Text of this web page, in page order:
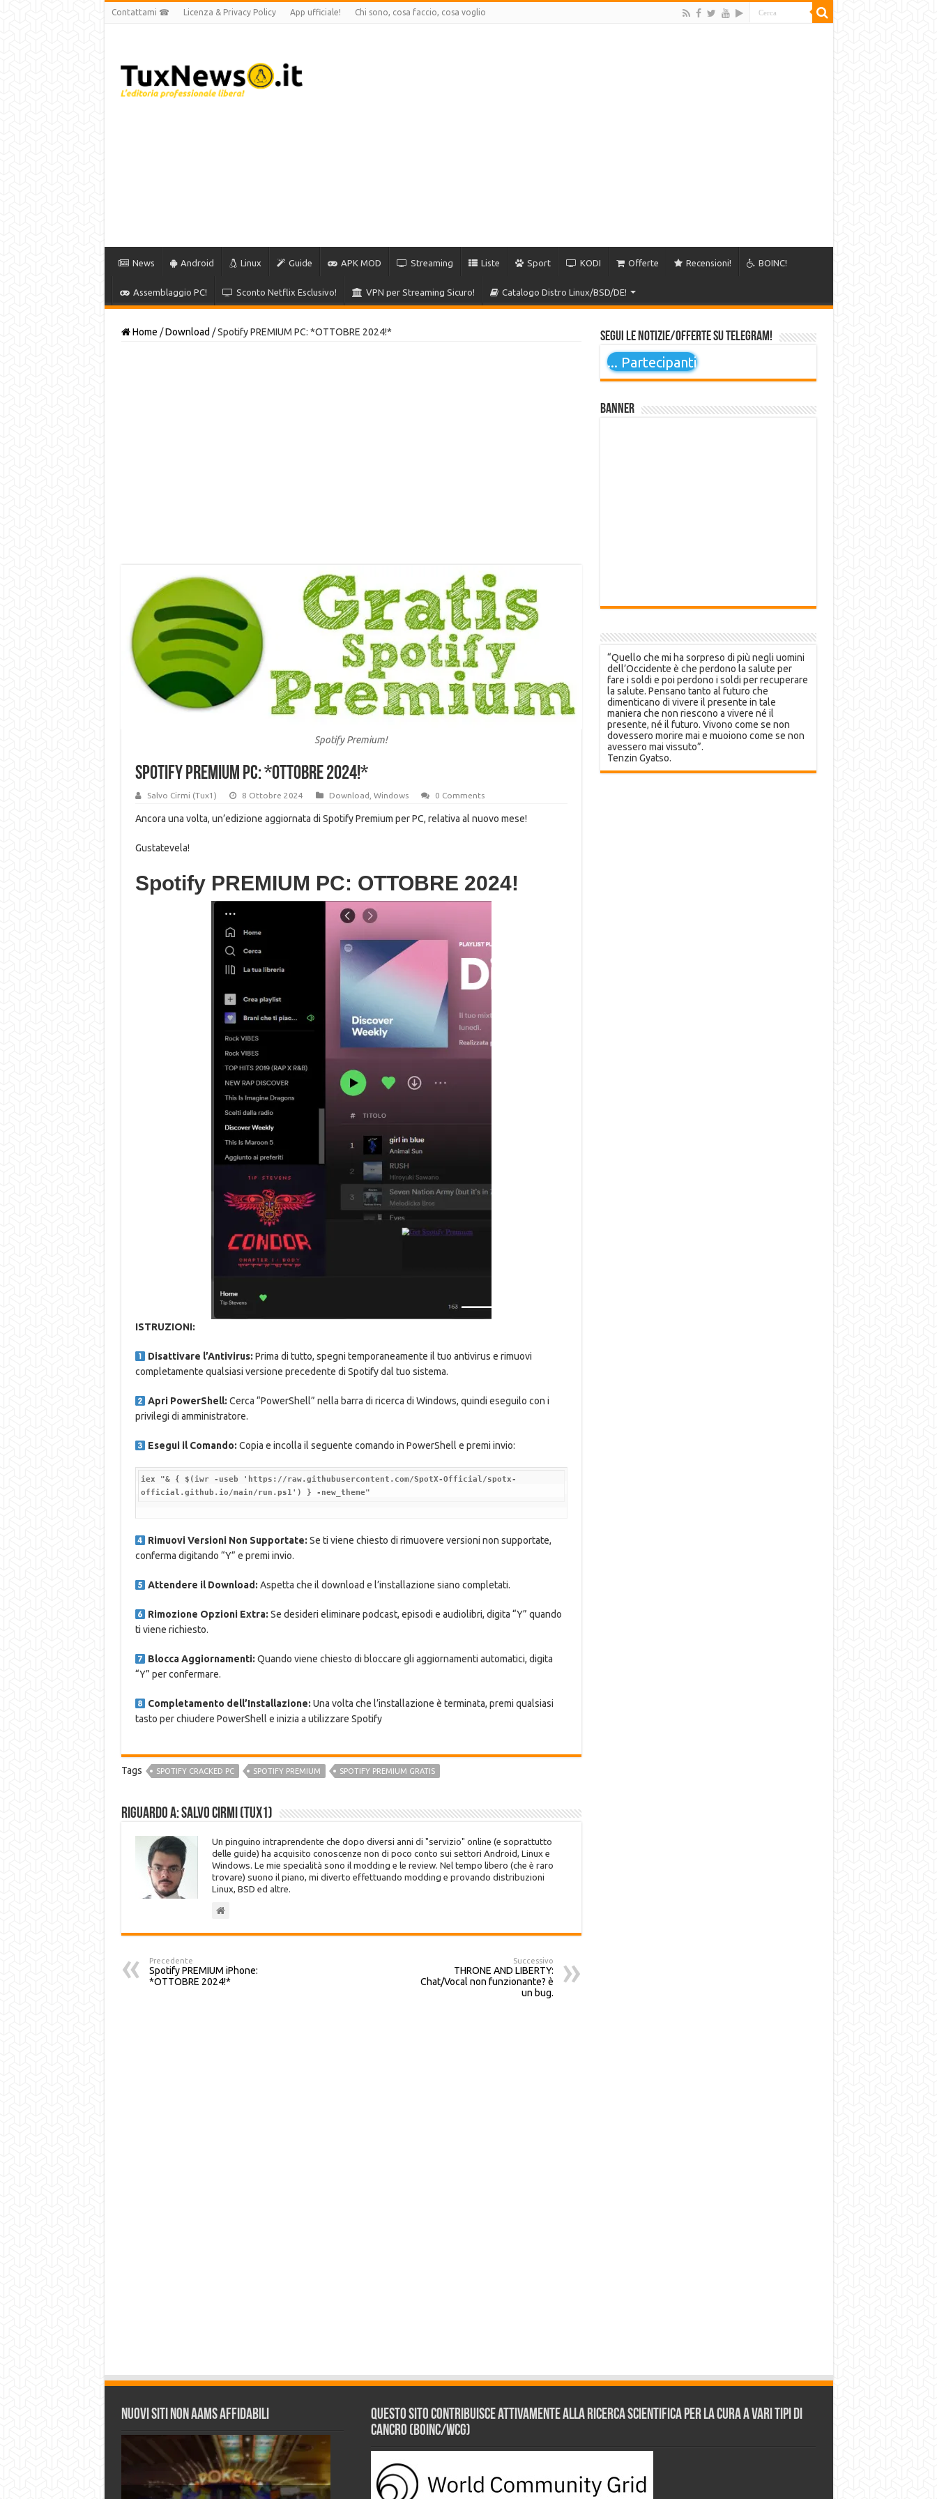
Contattami ☎ Licenza & Privacy Policy App ufficiale! Chi sono, cosa faccio, cosa voglio
News Android Linux Guide APK MOD Streaming Liste Sport KODI Offerte Recensioni! BOINC!
Assemblaggio PC! Sconto Netflix Esclusivo! VPN per Streaming Sicuro! Catalogo Distro Linux/BSD/DE!
Home / Download / Spotify PREMIUM PC: *OTTOBRE 2024!*
Spotify Premium!
Spotify PREMIUM PC: *OTTOBRE 2024!*
Salvo Cirmi (Tux1) 8 Ottobre 2024 Download Windows 0 Comments
Ancora una volta, un’edizione aggiornata di Spotify Premium per PC, relativa al nuovo mese!
Gustatevela!
Spotify PREMIUM PC: OTTOBRE 2024!
ISTRUZIONI:
Disattivare l’Antivirus: Prima di tutto, spegni temporaneamente il tuo antivirus e rimuovi
completamente qualsiasi versione precedente di Spotify dal tuo sistema.
Apri PowerShell: Cerca “PowerShell” nella barra di ricerca di Windows, quindi eseguilo con i
privilegi di amministratore.
Esegui il Comando: Copia e incolla il seguente comando in PowerShell e premi invio:
iex "& { $(iwr -useb 'https://raw.githubusercontent.com/SpotX-Official/spotx-
official.github.io/main/run.ps1') } -new_theme"
Rimuovi Versioni Non Supportate: Se ti viene chiesto di rimuovere versioni non supportate,
conferma digitando “Y” e premi invio.
Attendere il Download: Aspetta che il download e l’installazione siano completati.
Rimozione Opzioni Extra: Se desideri eliminare podcast, episodi e audiolibri, digita “Y” quando
ti viene richiesto.
Blocca Aggiornamenti: Quando viene chiesto di bloccare gli aggiornamenti automatici, digita
“Y” per confermare.
Completamento dell’Installazione: Una volta che l’installazione è terminata, premi qualsiasi
tasto per chiudere PowerShell e inizia a utilizzare Spotify
Tags SPOTIFY CRACKED PC SPOTIFY PREMIUM SPOTIFY PREMIUM GRATIS
Riguardo a: Salvo Cirmi (Tux1)
Un pinguino intraprendente che dopo diversi anni di "servizio" online (e soprattutto
delle guide) ha acquisito conoscenze non di poco conto sui settori Android, Linux e
Windows. Le mie specialità sono il modding e le review. Nel tempo libero (che è raro
trovare) suono il piano, mi diverto effettuando modding e provando distribuzioni
Linux, BSD ed altre.
Precedente
Spotify PREMIUM iPhone:
*OTTOBRE 2024!*
Successivo
THRONE AND LIBERTY:
Chat/Vocal non funzionante? è
un bug.
Segui le notizie/offerte su Telegram!
... Partecipanti
Banner
“Quello che mi ha sorpreso di più negli uomini
dell’Occidente è che perdono la salute per
fare i soldi e poi perdono i soldi per recuperare
la salute. Pensano tanto al futuro che
dimenticano di vivere il presente in tale
maniera che non riescono a vivere né il
presente, né il futuro. Vivono come se non
dovessero morire mai e muoiono come se non
avessero mai vissuto”.
Tenzin Gyatso.
Nuovi siti non AAMS affidabili
Questo sito contribuisce attivamente alla ricerca scientifica per la cura a vari tipi di
Cancro (BOINC/WCG)